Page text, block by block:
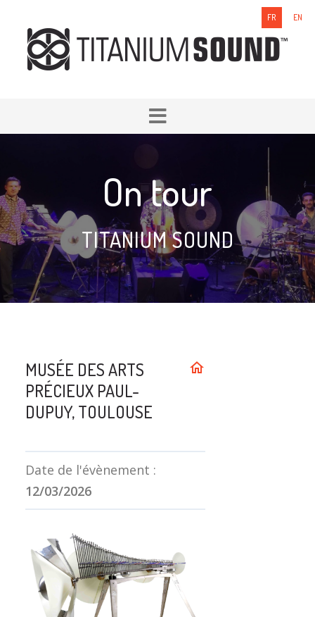
FR EN
On tour
TITANIUM SOUND
home
MUSÉE DES ARTS
PRÉCIEUX PAUL-
DUPUY, TOULOUSE
Date de l'évènement :
12/03/2026